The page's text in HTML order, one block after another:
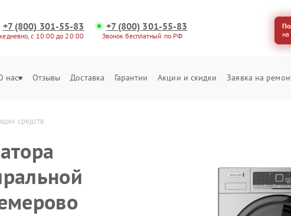
+7 (800) 301-55-83
с 10:00 до 20:00
+7 (800) 301-55-83
Звонок бесплатный по РФ
нас Отзывы Доставка Гарантии Акции и скидки Заявка на
средств